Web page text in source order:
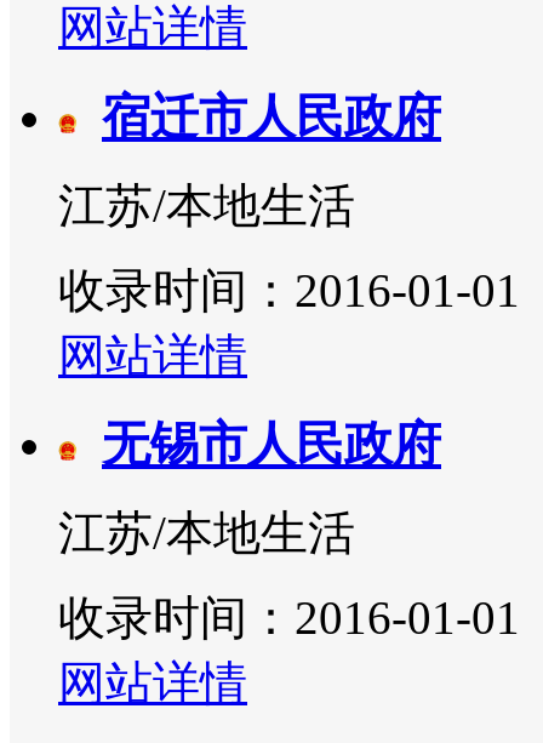
网站详情
宿迁市人民政府
江苏/本地生活
收录时间：2016-01-01
网站详情
无锡市人民政府
江苏/本地生活
收录时间：2016-01-01
网站详情